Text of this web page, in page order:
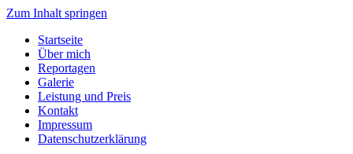
Zum Inhalt springen
Startseite
Über mich
Reportagen
Galerie
Leistung und Preis
Kontakt
Impressum
Datenschutzerklärung